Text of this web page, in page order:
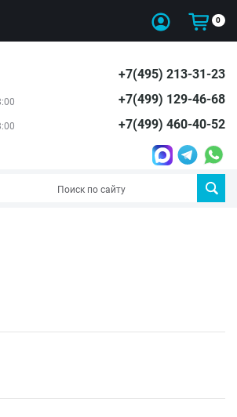
0
+7(495) 213-31-23
+7(499) 129-46-68
+7(499) 460-40-52